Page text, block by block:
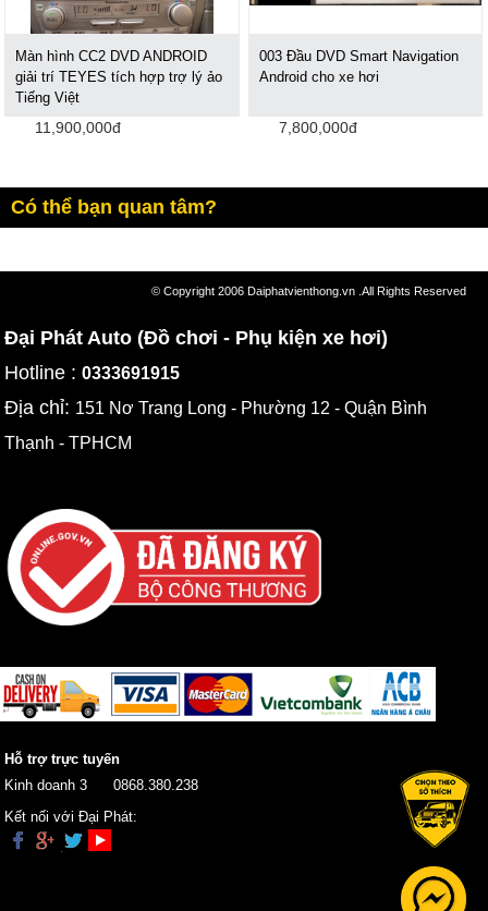
Màn hình CC2 DVD ANDROID
giải trí TEYES tích hợp trợ lý ảo
Tiếng Việt
11,900,000đ
003 Đầu DVD Smart Navigation
Android cho xe hơi
7,800,000đ
Có thể bạn quan tâm?
© Copyright 2006 Daiphatvienthong.vn .All Rights Reserved
Đại Phát Auto (Đồ chơi - Phụ kiện xe hơi)
Hotline :0333691915
Địa chỉ: 151 Nơ Trang Long - Phường 12 - Quận Bình
Thạnh - TPHCM
Hỗ trợ trực tuyến
Kinh doanh 3
0868.380.238
Kết nối với Đại Phát: